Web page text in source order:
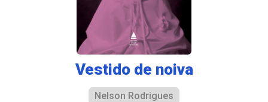
Vestido de noiva
Nelson Rodrigues